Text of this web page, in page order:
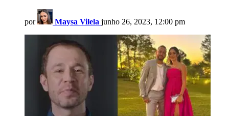
por Maysa Vilela junho 26, 2023, 12:00 pm